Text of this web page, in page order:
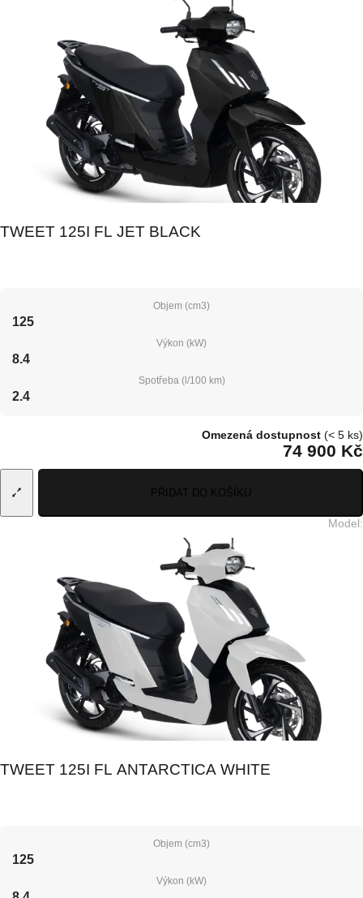
TWEET 125I FL JET BLACK
Objem (cm3)
125
Výkon (kW)
8.4
Spotřeba (l/100 km)
2.4
Omezená dostupnost (< 5 ks)
74 900 Kč
PŘIDAT DO KOŠÍKU
Model:
TWEET 125I FL ANTARCTICA WHITE
Objem (cm3)
125
Výkon (kW)